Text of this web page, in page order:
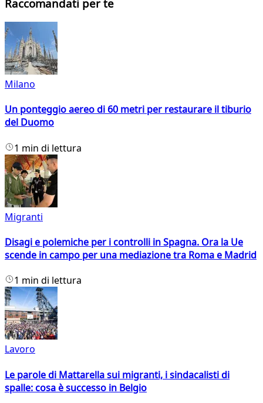
Raccomandati per te
Milano
Un ponteggio aereo di 60 metri per restaurare il tiburio
del Duomo
1 min di lettura
Migranti
Disagi e polemiche per i controlli in Spagna. Ora la Ue
scende in campo per una mediazione tra Roma e Madrid
1 min di lettura
Lavoro
Le parole di Mattarella sui migranti, i sindacalisti di
spalle: cosa è successo in Belgio